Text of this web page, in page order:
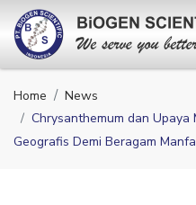
Home
News
Chrysanthemum dan Upaya
Geografis Demi Beragam